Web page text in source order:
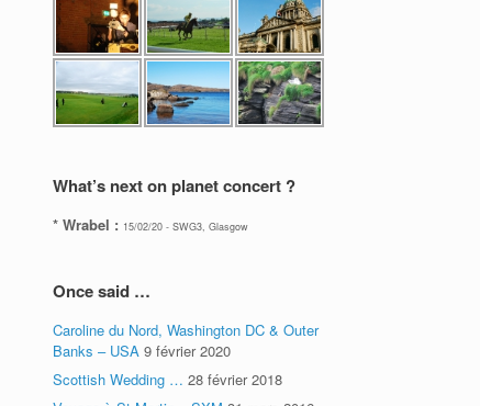
What’s next on planet concert ?
* Wrabel : 15/02/20 - SWG3, Glasgow
Once said …
Caroline du Nord, Washington DC & Outer
Banks – USA 9 février 2020
Scottish Wedding … 28 février 2018